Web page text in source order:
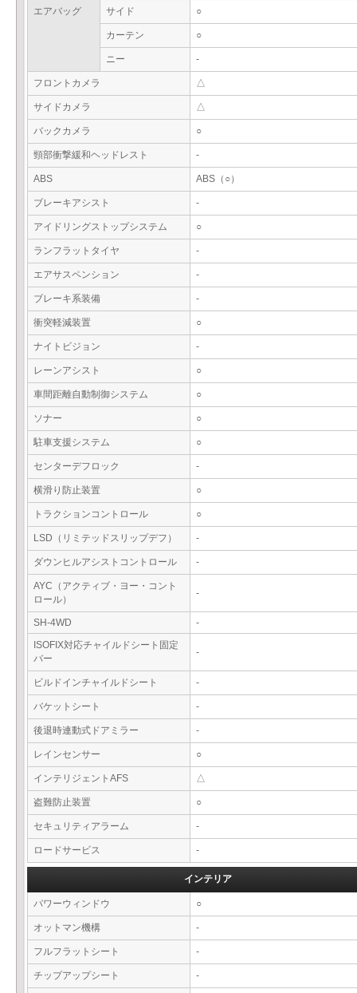
エアバッグ サイド ○
カーテン ○
ニー -
フロントカメラ △
サイドカメラ △
バックカメラ ○
頸部衝撃緩和ヘッドレスト -
ABS ABS（○）
ブレーキアシスト -
アイドリングストップシステム ○
ランフラットタイヤ -
エアサスペンション -
ブレーキ系装備 -
衝突軽減装置 ○
ナイトビジョン -
レーンアシスト ○
車間距離自動制御システム ○
ソナー ○
駐車支援システム ○
センターデフロック -
横滑り防止装置 ○
トラクションコントロール ○
LSD（リミテッドスリップデフ） -
ダウンヒルアシストコントロール -
AYC（アクティブ・ヨー・コント
ロール）
-
SH-4WD
-
ISOFIX対応チャイルドシート固定
バー
-
ビルドインチャイルドシート -
バケットシート -
後退時連動式ドアミラー -
レインセンサー ○
インテリジェントAFS △
盗難防止装置 ○
セキュリティアラーム -
ロードサービス -
インテリア
パワーウィンドウ ○
オットマン機構 -
フルフラットシート -
チップアップシート -